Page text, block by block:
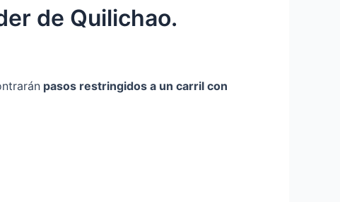
de Quilichao.
pasos restringidos a un carril con